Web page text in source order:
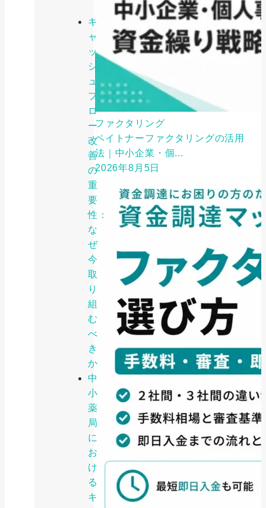
キ
ャ
ッ
シ
ュ
フ
ロ
ー
改
善
の
重
要
性：
な
ぜ
今
取
り
組
む
べ
き
か
中
小
薬
局
に
お
け
る
キ
ファクタリング
ペイトナーファクタリングの活用
法｜中小企業・個...
2026年8月5日